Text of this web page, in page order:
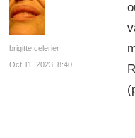
brigitte celerier
Oct 11, 2023, 8:40